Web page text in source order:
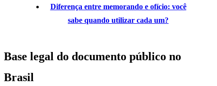
Diferença entre memorando e ofício: você
sabe quando utilizar cada um?
Base legal do documento público no
Brasil